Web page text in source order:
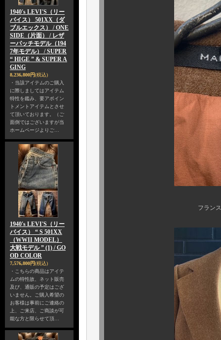
1940's LEVI'S（リー
バイス） 501XX（ダ
ブルエックス） / ONE
SIDE（片面） / レザ
ーパッチモデル（194
7年モデル） / SUPER
“ HIGE ” & SUPER A
GING
8,236,800円(税込)
・当該アイテムのご購入
に際しましてはアイテム
特性を鑑み、要アポイン
トメントアイテムとさせ
て頂いております。（ご
面倒ではございますが当
ホームページよりご…
1940's LEVI'S（リー
バイス） “ S 501XX
（WWII MODEL）
大戦モデル ” (1) / GO
OD COLOR
7,576,800円(税込)
・こちらの商品はアイテ
ムの特性故、ネット販売
及び、通販の予定はござ
いません。ご購入希望の
お客様は事前にご連絡の
上、ご来店、ご商談が可
能な方と限らせて頂…
フランス製のタグが